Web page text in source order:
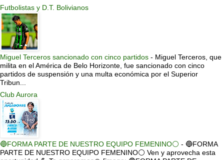
Futbolistas y D.T. Bolivianos
Miguel Terceros sancionado con cinco partidos - Miguel Terceros, que
milita en el América de Belo Horizonte, fue sancionado con cinco
partidos de suspensión y una multa económica por el Superior
Tribun...
Club Aurora
🔵FORMA PARTE DE NUESTRO EQUIPO FEMENINO⚪ - 🔵FORMA
PARTE DE NUESTRO EQUIPO FEMENINO⚪ Ven y aprovecha esta